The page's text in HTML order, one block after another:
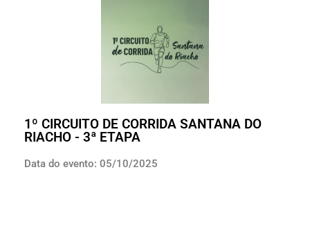
1º CIRCUITO DE CORRIDA SANTANA DO
RIACHO - 3ª ETAPA
Data do evento: 05/10/2025